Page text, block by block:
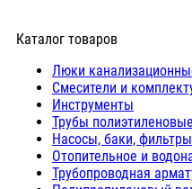
Каталог товаров
Люки
Cмесители и
Инструменты
Трубы
Насосы, баки, фильтры
Отопительное и
Трубопроводная